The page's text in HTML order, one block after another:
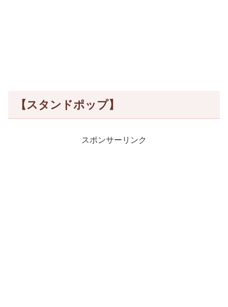
【スタンドポップ】
スポンサーリンク